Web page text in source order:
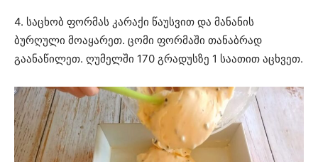
4. საცხობ ფორმას კარაქი წაუსვით და მანანის
ბურღული მოაყარეთ. ცომი ფორმაში თანაბრად
გაანაწილეთ. ღუმელში 170 გრადუსზე 1 საათით აცხვეთ.